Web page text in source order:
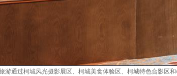
游通过柯城风光摄影展区、柯城美食体验区、柯城特色合影区